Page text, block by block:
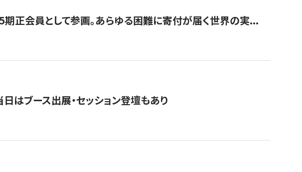
期正会員として参画。あらゆる困難に寄付が届く世界の実...
はブース出展・セッション登壇もあり